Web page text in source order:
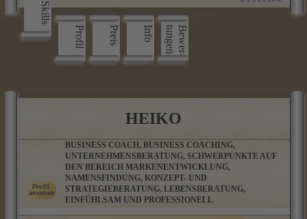
Skills
Profil
Preis Info B
e
w
e
r
­
t
u
n
g
e
n
HEIKO
BUSINESS COACH, BUSINESS COACHING,
UNTERNEHMENSBERATUNG, SCHWERPUNKTE AUF
DEN BEREICH MARKENENTWICKLUNG,
NAMENSFINDUNG, KONZEPT- UND
STRATEGIEBERATUNG, LEBENSBERATUNG,
EINFÜHLSAM UND PROFESSIONELL